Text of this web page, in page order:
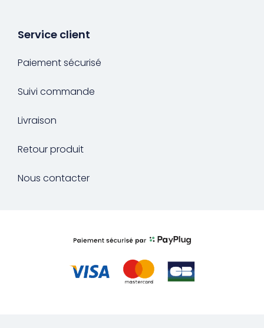
Service client
Paiement sécurisé
Suivi commande
Livraison
Retour produit
Nous contacter